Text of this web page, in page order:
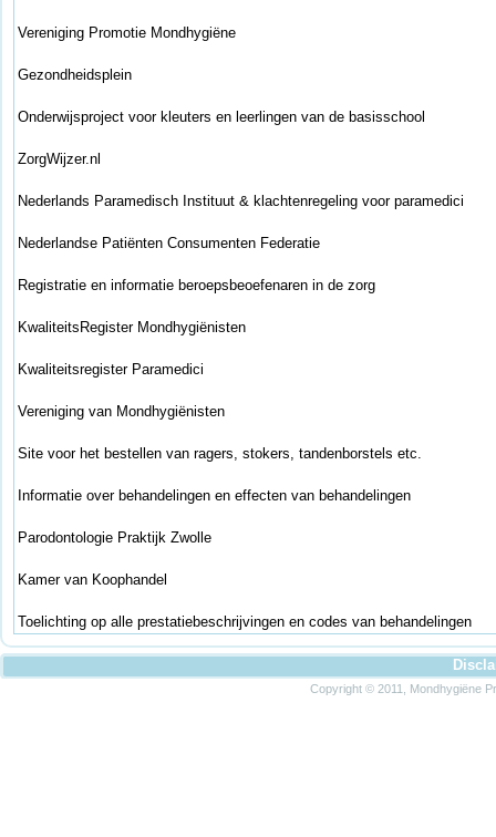
Vereniging Promotie Mondhygiëne
Gezondheidsplein
Onderwijsproject voor kleuters en leerlingen van de basisschool
ZorgWijzer.nl
Nederlands Paramedisch Instituut & klachtenregeling voor paramedici
Nederlandse Patiënten Consumenten Federatie
Registratie en informatie beroepsbeoefenaren in de zorg
KwaliteitsRegister Mondhygiënisten
Kwaliteitsregister Paramedici
Vereniging van Mondhygiënisten
Site voor het bestellen van ragers, stokers, tandenborstels etc.
Informatie over behandelingen en effecten van behandelingen
Parodontologie Praktijk Zwolle
Kamer van Koophandel
Toelichting op alle prestatiebeschrijvingen en codes van behandelingen
Copyright © 2011, Mondhygiëne